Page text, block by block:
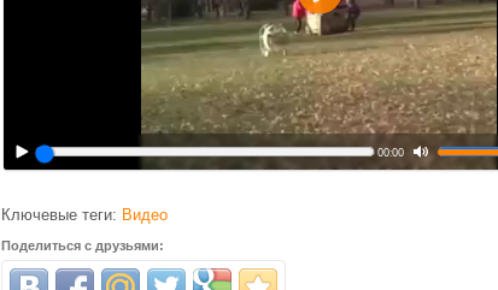
00:00
Воспроизвести
Ключевые теги: Видео
Поделиться с друзьями: